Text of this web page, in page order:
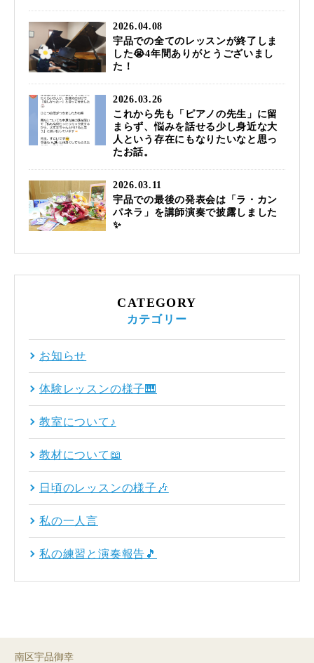
2026.04.08
宇品での全てのレッスンが終了しま
した😭4年間ありがとうございまし
た！
2026.03.26
これから先も「ピアノの先生」に留
まらず、悩みを話せる少し身近な大
人という存在にもなりたいなと思っ
たお話。
2026.03.11
宇品での最後の発表会は「ラ・カン
パネラ」を講師演奏で披露しました
✨
CATEGORY
カテゴリー
お知らせ
体験レッスンの様子🎹
教室について♪
教材について📖
日頃のレッスンの様子🎶
私の一人言
私の練習と演奏報告🎵
南区宇品御幸